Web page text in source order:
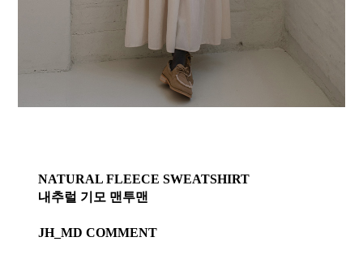
NATURAL FLEECE SWEATSHIRT
내추럴 기모 맨투맨
JH_MD COMMENT